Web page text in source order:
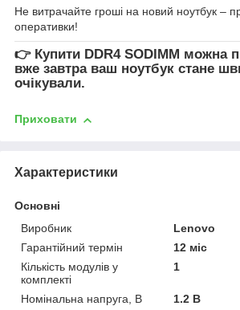
Не витрачайте гроші на новий ноутбук –
оперативки!
👉 Купити DDR4 SODIMM можна
вже завтра ваш ноутбук стане
очікували.
Приховати
Характеристики
Основні
Виробник
Lenovo
Гарантійний термін
12 міс
Кількість модулів у
комплекті
1
Номінальна напруга, В
1.2 В